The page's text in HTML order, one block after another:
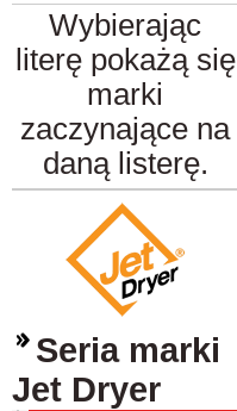
Wybierając
literę pokażą się
marki
zaczynające na
daną listerę.
Seria marki
Jet Dryer